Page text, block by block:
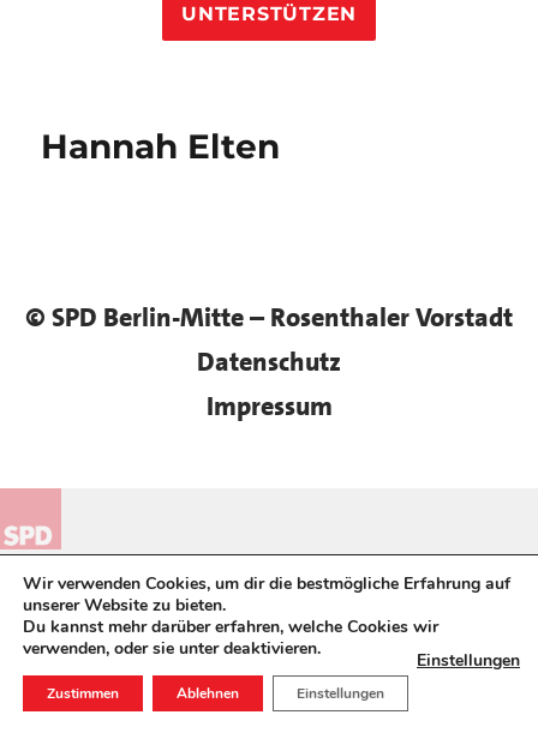
UNTERSTÜTZEN
Hannah Elten
© SPD Berlin-Mitte – Rosenthaler Vorstadt
Datenschutz
Impressum
Wir verwenden Cookies, um dir die bestmögliche Erfahrung auf
unserer Website zu bieten.
Du kannst mehr darüber erfahren, welche Cookies wir
verwenden, oder sie unter
Einstellungen
deaktivieren.
Zustimmen Ablehnen Einstellungen